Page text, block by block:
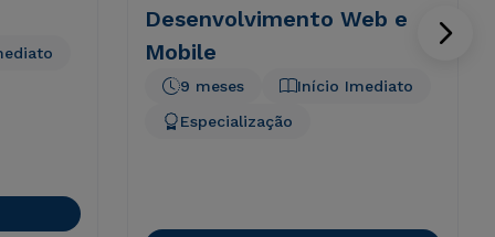
Desenvolvimento Web e
Mobile
Início Imediato
9 meses
Especialização